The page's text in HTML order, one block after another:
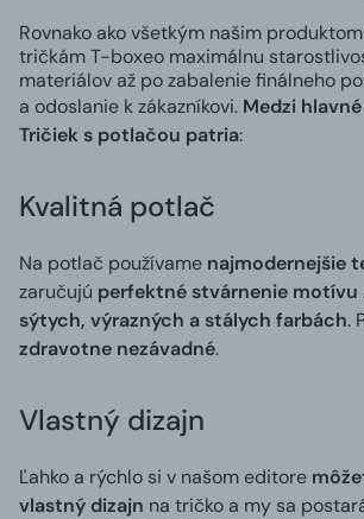
Rovnako ako všetkým našim
tričkám T-boxeo maximálnu
materiálov až po zabalenie finálneho
a odoslanie k zákazníkovi. Medzi
Tričiek s potlačou patria:
Kvalitná potlač
Na potlač používame najmodernejšie
zaručujú perfektné stvárnenie motívu
sýtych, výrazných a stálych farbách.
zdravotne nezávadné.
Vlastný dizajn
Ľahko a rýchlo si v našom editore
vlastný dizajn na tričko a my sa